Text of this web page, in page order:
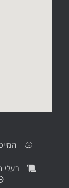
המייסדים
בעלי